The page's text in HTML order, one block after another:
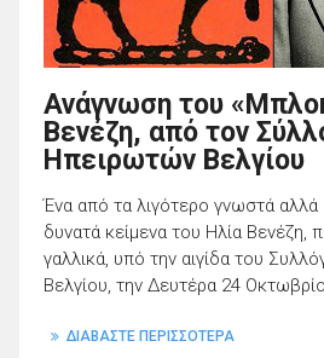
Ανάγνωση του
Βενέζη, από τον
Ηπειρωτών Βελγίου
Ένα από τα λιγότερο γνωστά αλλά
δυνατά κείμενα του Ηλία Βενέζη,
γαλλικά, υπό την αιγίδα του
Βελγίου, την Δευτέρα 24
ΔΙΑΒΑΣΤΕ ΠΕΡΙΣΣΟΤΕΡΑ